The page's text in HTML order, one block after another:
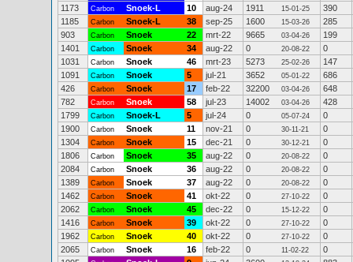
1173
Carbon Snoek-L 10 aug-24 1911 15-01-25
390
1185
Carbon Snoek-L 38 sep-25 1600 15-03-26
285
903
Carbon Snoek 22 mrt-22 9665 03-04-26
199
1401
Carbon Snoek 34 aug-22 0 20-08-22
0
1031
Carbon Snoek 46 mrt-23 5273 25-02-26
147
1091
Carbon Snoek 5 jul-21 3652 05-01-22
686
426
Carbon Snoek 17 feb-22 32200 03-04-26
648
782
Carbon Snoek 58 jul-23 14002 03-04-26
428
1799
Carbon Snoek-L 5 jul-24 0 05-07-24
0
1900
Carbon Snoek 11 nov-21 0 30-11-21
0
1304
Carbon Snoek 15 dec-21 0 30-12-21
0
1806
Carbon Snoek 35 aug-22 0 20-08-22
0
2084
Carbon Snoek 36 aug-22 0 20-08-22
0
1389
Carbon Snoek 37 aug-22 0 20-08-22
0
1462
Carbon Snoek 41 okt-22 0 27-10-22
0
2062
Carbon Snoek 45 dec-22 0 15-12-22
0
1416
Carbon Snoek 39 okt-22 0 27-10-22
0
1962
Carbon Snoek 40 okt-22 0 27-10-22
0
2065
Carbon Snoek 16 feb-22 0 11-02-22
0